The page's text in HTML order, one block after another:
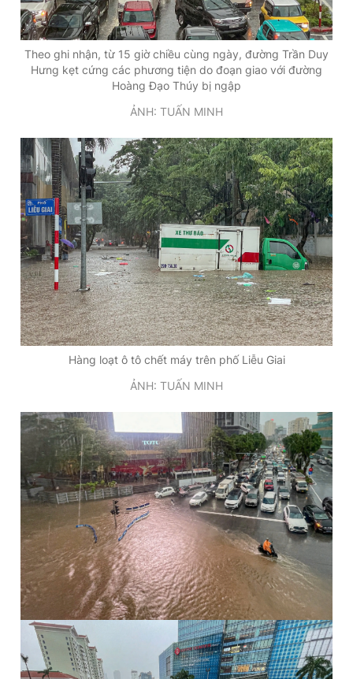
Theo ghi nhận, từ 15 giờ chiều cùng ngày, đường Trần Duy
Hưng kẹt cứng các phương tiện do đoạn giao với đường
Hoàng Đạo Thúy bị ngập
ẢNH: TUẤN MINH
Hàng loạt ô tô chết máy trên phố Liễu Giai
ẢNH: TUẤN MINH